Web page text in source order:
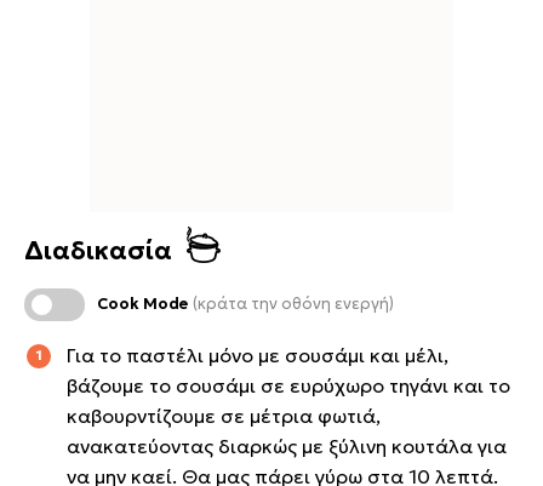
Διαδικασία
Cook Mode (κράτα την οθόνη ενεργή)
Για το παστέλι μόνο με σουσάμι και μέλι,
βάζουμε το σουσάμι σε ευρύχωρο τηγάνι και το
καβουρντίζουμε σε μέτρια φωτιά,
ανακατεύοντας διαρκώς με ξύλινη κουτάλα για
να μην καεί. Θα μας πάρει γύρω στα 10 λεπτά.